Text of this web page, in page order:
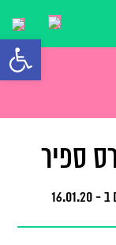
פתח
ספיר